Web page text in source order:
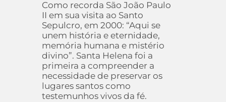
Como recorda São João Paulo
II em sua visita ao Santo
Sepulcro, em 2000: “Aqui se
unem história e eternidade,
memória humana e mistério
divino”. Santa Helena foi a
primeira a compreender a
necessidade de preservar os
lugares santos como
testemunhos vivos da fé.